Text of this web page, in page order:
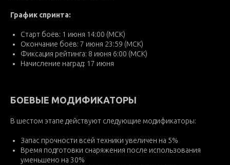
График спринта:
Старт боёв: 1 июня 14:00 (МСК)
Окончание боёв: 7 июня 23:59 (МСК)
Фиксация рейтинга: 8 июня 6:00 (МСК)
Начисление наград: 17 июня
БОЕВЫЕ МОДИФИКАТОРЫ
В шестом этапе действуют следующие модификаторы:
Запас прочности всей техники увеличен на 5%
Время подготовки снаряжения после использования
уменьшено на 30%